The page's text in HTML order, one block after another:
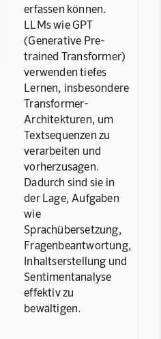
erfassen können.
LLMs wie GPT
(Generative Pre-
trained Transformer)
verwenden tiefes
Lernen, insbesondere
Transformer-
Architekturen, um
Textsequenzen zu
verarbeiten und
vorherzusagen.
Dadurch sind sie in
der Lage, Aufgaben
wie
Sprachübersetzung,
Fragenbeantwortung,
Inhaltserstellung und
Sentimentanalyse
effektiv zu
bewältigen.